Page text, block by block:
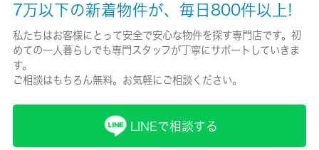
保険加入/料金
有/20000円
保険名/保険期間
全管協少短/-
7万以下の新着物件が、毎日800件以上!
私たちはお客様にとって安全で安心な物件を探す専門店です。初
めての一人暮らしでも専門スタッフが丁寧にサポートしていきま
す。
ご相談はもちろん無料。お気軽にご相談ください。
LINEで相談する